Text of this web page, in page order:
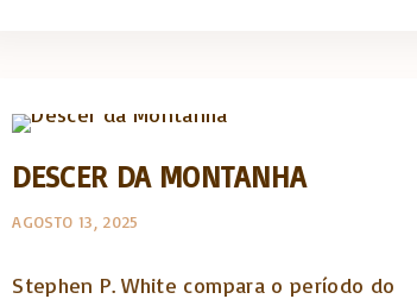
DESCER DA MONTANHA
AGOSTO 13, 2025
Stephen P. White compara o período do